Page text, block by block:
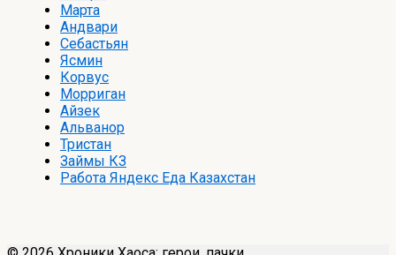
Марта
Андвари
Себастьян
Ясмин
Корвус
Морриган
Айзек
Альванор
Тристан
Займы КЗ
Работа Яндекс Еда Казахстан